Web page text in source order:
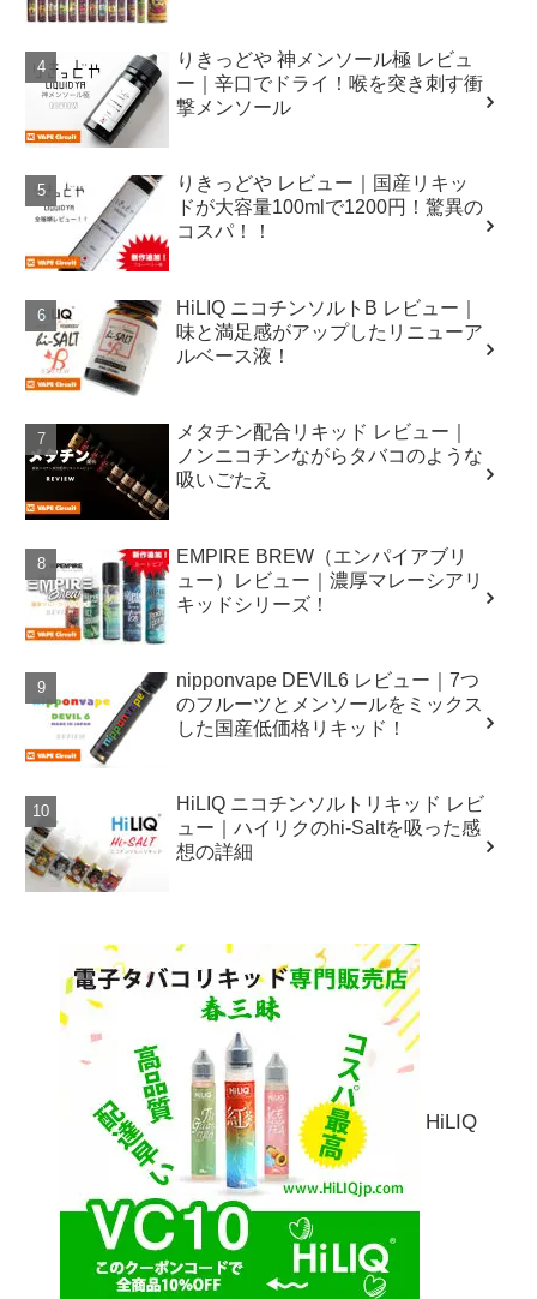
りきっどや 神メンソール極 レビュ
ー｜辛口でドライ！喉を突き刺す衝
撃メンソール
りきっどや レビュー｜国産リキッ
ドが大容量100mlで1200円！驚異の
コスパ！！
HiLIQ ニコチンソルトB レビュー｜
味と満足感がアップしたリニューア
ルベース液！
メタチン配合リキッド レビュー｜
ノンニコチンながらタバコのような
吸いごたえ
EMPIRE BREW（エンパイアブリ
ュー）レビュー｜濃厚マレーシアリ
キッドシリーズ！
nipponvape DEVIL6 レビュー｜7つ
のフルーツとメンソールをミックス
した国産低価格リキッド！
HiLIQ ニコチンソルトリキッド レビ
ュー｜ハイリクのhi-Saltを吸った感
想の詳細
HiLIQ